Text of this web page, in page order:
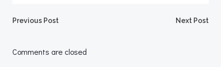
Post
navigation
Previous Post Next Post
Comments are closed